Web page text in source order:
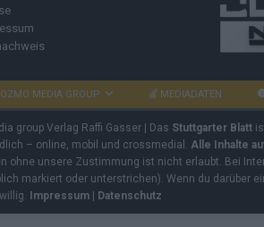
MEDIA GROUP MEDIADATEN
group Verlag Raffi Gasser | Das Stuttgarter Blatt
– online, mobil und crossmedial. Alle Inhalte
ohne unsere Zustimmung ist nicht erlaubt. Bei
markiert oder unterstrichen). Wenn du
Impressum Datenschutz